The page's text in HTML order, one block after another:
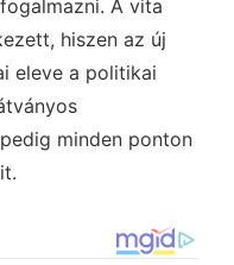
A vita
hiszen az új
eleve a politikai
minden ponton